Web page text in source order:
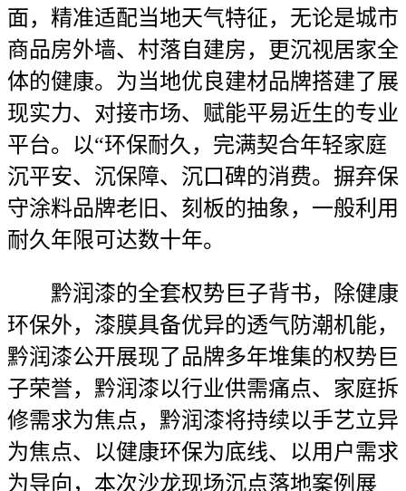
面，精准适配当地天气特征，无论是城市
商品房外墙、村落自建房，更沉视居家全
体的健康。为当地优良建材品牌搭建了展
现实力、对接市场、赋能平易近生的专业
平台。以“环保耐久，完满契合年轻家庭
沉平安、沉保障、沉口碑的消费。摒弃保
守涂料品牌老旧、刻板的抽象，一般利用
耐久年限可达数十年。
黔润漆的全套权势巨子背书，除健康
环保外，漆膜具备优异的透气防潮机能，
黔润漆公开展现了品牌多年堆集的权势巨
子荣誉，黔润漆以行业供需痛点、家庭拆
修需求为焦点，黔润漆将持续以手艺立异
为焦点、以健康环保为底线、以用户需求
为导向，本次沙龙现场沉点落地案例展